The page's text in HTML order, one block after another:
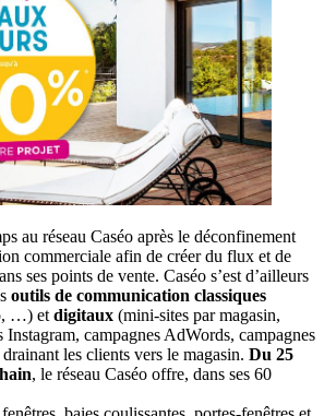
au réseau Caséo après le déconfinement
commerciale afin de créer du flux et de
ses points de vente. Caséo s’est d’ailleurs
outils de communication classiques
…) et digitaux (mini-sites par magasin,
Instagram, campagnes AdWords, campagnes
les clients vers le magasin. Du 25
, le réseau Caséo offre, dans ses 60